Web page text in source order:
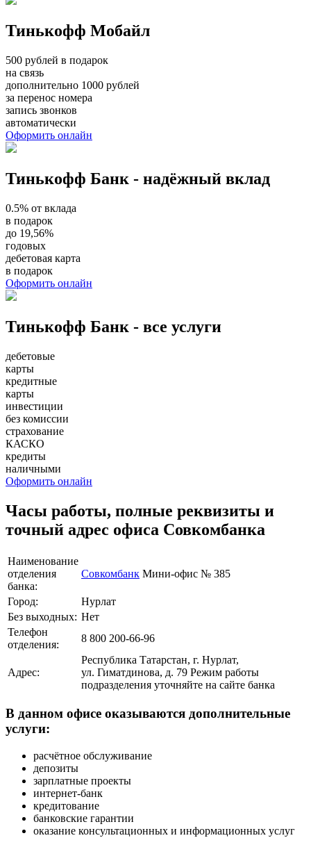
Тинькофф Мобайл
500 рублей в подарок
на связь
дополнительно 1000 рублей
за перенос номера
запись звонков
автоматически
Оформить онлайн
Тинькофф Банк - надёжный вклад
0.5% от вклада
в подарок
до 19,56%
годовых
дебетовая карта
в подарок
Оформить онлайн
Тинькофф Банк - все услуги
дебетовые
карты
кредитные
карты
инвестиции
без комиссии
страхование
КАСКО
кредиты
наличными
Оформить онлайн
Часы работы, полные реквизиты и
точный адрес офиса Совкомбанка
Наименование
отделения
банка:
Совкомбанк Мини-офис № 385
Город:
Нурлат
Без выходных: Нет
Телефон
отделения:
8 800 200-66-96
Адрес:
Республика Татарстан, г. Нурлат,
ул. Гиматдинова, д. 79 Режим работы
подразделения уточняйте на сайте банка
В данном офисе оказываются дополнительные
услуги:
расчётное обслуживание
депозиты
зарплатные проекты
интернет-банк
кредитование
банковские гарантии
оказание консультационных и информационных услуг